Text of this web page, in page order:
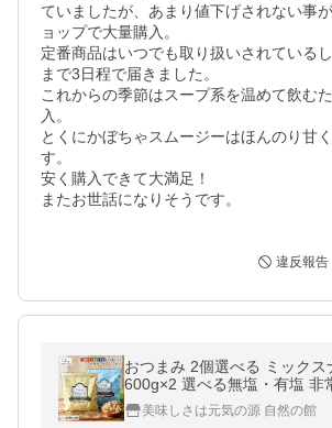
ていましたが、あまり値下げされない事
ョップで大量購入。
定番商品はいつでも取り扱いされている
まで3日程で届きました。
これからの季節はスープ系を温めて飲む
入。
とくにかぼちゃスムージーはほんのり甘
す。
安く購入できて大満足！
またお世話になりそうです。
違反報告
おつまみ 2個選べる ミックス
美味しさは元気の源 自然の館